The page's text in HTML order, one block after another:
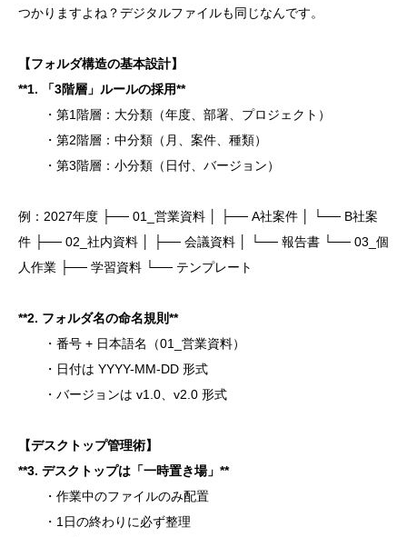
つかりますよね？デジタルファイルも同じなんです。
【フォルダ構造の基本設計】
**1. 「3階層」ルールの採用**
・第1階層：大分類（年度、部署、プロジェクト）
・第2階層：中分類（月、案件、種類）
・第3階層：小分類（日付、バージョン）
例：2027年度 ├── 01_営業資料 │ ├── A社案件 │ └── B社案
件 ├── 02_社内資料 │ ├── 会議資料 │ └── 報告書 └── 03_個
人作業 ├── 学習資料 └── テンプレート
**2. フォルダ名の命名規則**
・番号 + 日本語名（01_営業資料）
・日付は YYYY-MM-DD 形式
・バージョンは v1.0、v2.0 形式
【デスクトップ管理術】
**3. デスクトップは「一時置き場」**
・作業中のファイルのみ配置
・1日の終わりに必ず整理